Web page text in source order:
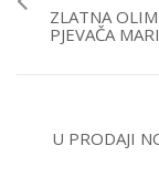
ZLATNA
PJEVAČA
U PRODAJI